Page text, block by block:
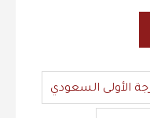
الأولى السعودي